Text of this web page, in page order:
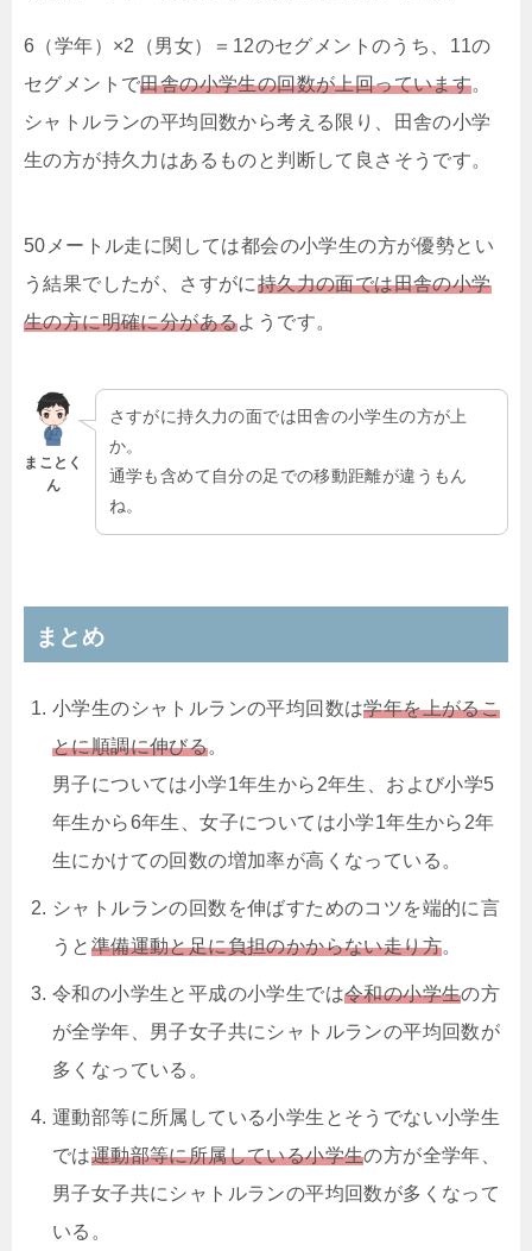
6（学年）×2（男女）＝12のセグメントのうち、11の
セグメントで田舎の小学生の回数が上回っています。
シャトルランの平均回数から考える限り、田舎の小学
生の方が持久力はあるものと判断して良さそうです。
50メートル走に関しては都会の小学生の方が優勢とい
う結果でしたが、さすがに持久力の面では田舎の小学
生の方に明確に分があるようです。
まことく
ん
さすがに持久力の面では田舎の小学生の方が上
か。
通学も含めて自分の足での移動距離が違うもん
ね。
まとめ
小学生のシャトルランの平均回数は学年を上がるこ
とに順調に伸びる。
男子については小学1年生から2年生、および小学5
年生から6年生、女子については小学1年生から2年
生にかけての回数の増加率が高くなっている。
シャトルランの回数を伸ばすためのコツを端的に言
うと 準備運動と足に負担のかからない走り方。
令和の小学生と平成の小学生では令和の小学生の方
が全学年、男子女子共にシャトルランの平均回数が
多くなっている。
運動部等に所属している小学生とそうでない小学生
では運動部等に所属している小学生の方が全学年、
男子女子共にシャトルランの平均回数が多くなって
いる。